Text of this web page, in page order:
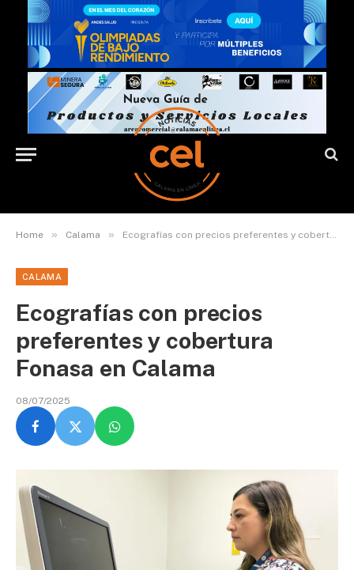
Home » Calama » Ecografías con precios preferentes y cobertura Fonasa en Calama
CALAMA
Ecografías con precios
preferentes y cobertura
Fonasa en Calama
08/07/2025